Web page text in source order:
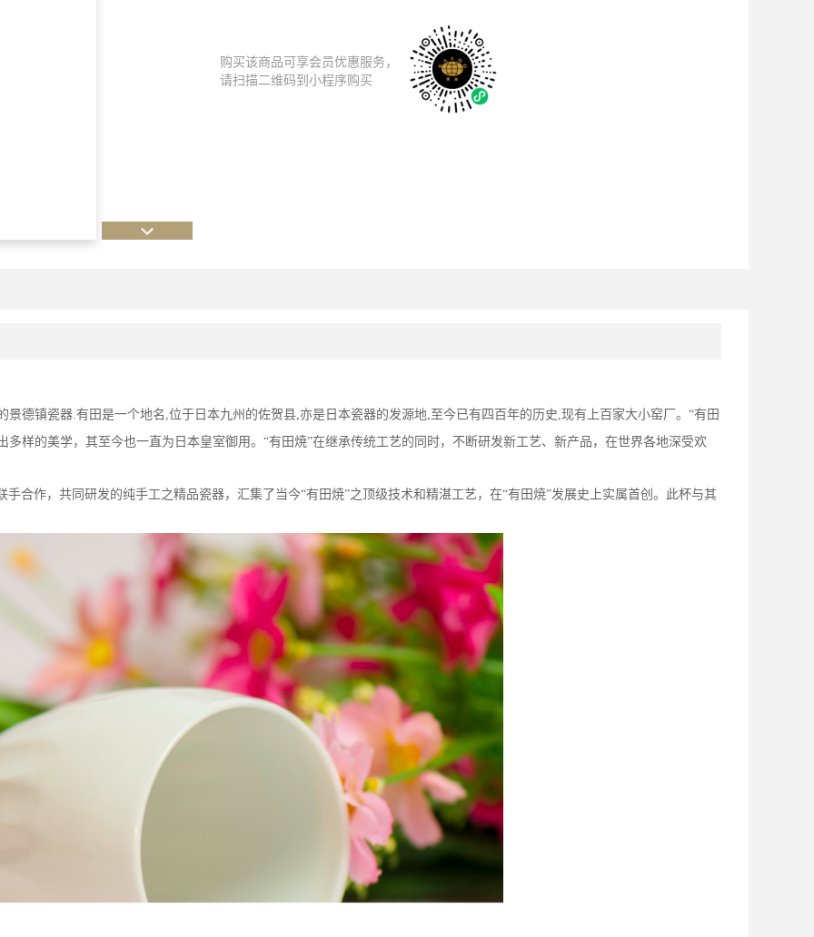
购买该商品可享会员优惠服务，
请扫描二维码到小程序购买
景德镇瓷器.有田是一个地名 ,位于日本九州的佐贺县,亦是日本瓷器的发源地,至今已有四百年的历史,现有上百家大小窑厂。“有田
样的美学，其至今也一直为日本皇室御用。“有田焼”在继承传统工艺的同时，不断研发新工艺、新产品，在世界各地深受欢
合作，共同研发的纯手工之精品瓷器，汇集了当今“有田焼”之顶级技术和精湛工艺，在“有田焼”发展史上实属首创。此杯与其